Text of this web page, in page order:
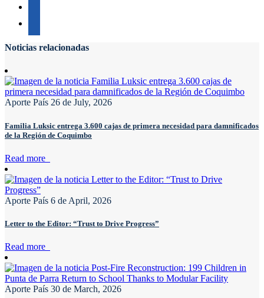
Noticias relacionadas
Aporte País 26 de July, 2026
Familia Luksic entrega 3.600 cajas de primera necesidad para damnificados
de la Región de Coquimbo
Read more
Aporte País 6 de April, 2026
Letter to the Editor: “Trust to Drive Progress”
Read more
Aporte País 30 de March, 2026